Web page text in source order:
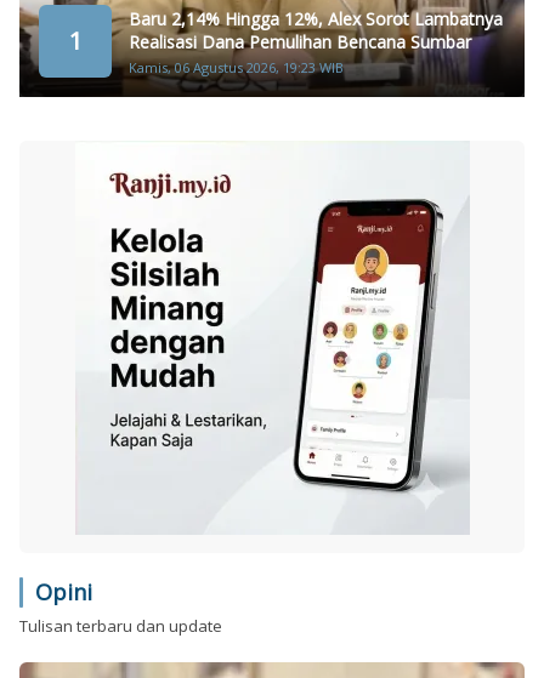
1
Baru 2,14% Hingga 12%, Alex Sorot Lambatnya
Realisasi Dana Pemulihan Bencana Sumbar
Kamis, 06 Agustus 2026, 19:23 WIB
Opini
Tulisan terbaru dan update